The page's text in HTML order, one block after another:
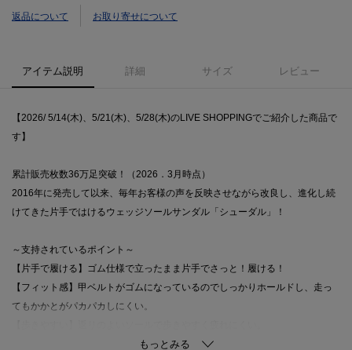
返品について お取り寄せについて
アイテム説明 詳細 サイズ レビュー
【2026/ 5/14(木)、5/21(木)、5/28(木)のLIVE SHOPPINGでご紹介した商品で
す】
累計販売枚数36万足突破！（2026．3月時点）
2016年に発売して以来、毎年お客様の声を反映させながら改良し、進化し続
けてきた片手ではけるウェッジソールサンダル「シューダル」！
～支持されているポイント～
【片手で履ける】ゴム仕様で立ったまま片手でさっと！履ける！
【フィット感】甲ベルトがゴムになっているのでしっかりホールドし、走っ
てもかかとがパカパカしにくい。
【安定感】ウェッジソールなのでヒールがあっても高さを感じにくく安定感